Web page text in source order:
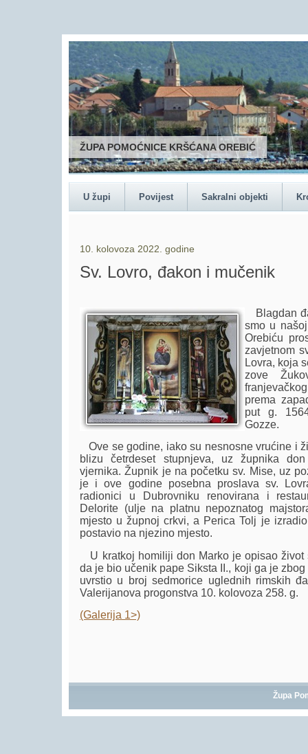
ŽUPA POMOĆNICE KRŠĆANA OREBIĆ
U župi Povijest Sakralni objekti
10. kolovoza 2022. godine
Sv. Lovro, đakon i mučenik
Blagdan
smo u
Orebiću
zavjetnom
Lovra, koja
zove
prema
put g.
Gozze.
Ove se godine, iako su nesnosne vrućine i
blizu četrdeset stupnjeva, uz župnika
vjernika. Župnik je na početku sv. Mise, uz
je i ove godine posebna proslava sv.
radionici u Dubrovniku renovirana i
Delorite (ulje na platnu nepoznatog
mjesto u župnoj crkvi, a Perica Tolj je
postavio na njezino mjesto.
U kratkoj homiliji don Marko je opisao život
da je bio učenik pape Siksta II., koji ga je
uvrstio u broj sedmorice uglednih rimskih
Valerijanova progonstva 10. kolovoza 258. g.
(Galerija 1>)
Župa